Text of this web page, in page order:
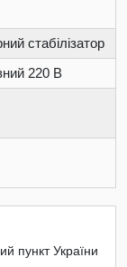
стабілізатор
220 В
пункт України